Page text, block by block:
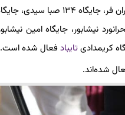
تایبادفعال شده است.
شده‌اند.